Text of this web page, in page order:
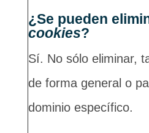
¿Se pueden
cookies?
Sí. No sólo eliminar,
de forma general o
dominio específico.